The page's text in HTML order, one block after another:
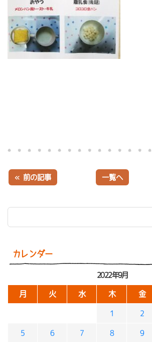
カレンダー
2022年9月
月 火 水 木 金
1 2
5 6 7 8 9
« 前の記事 一覧へ